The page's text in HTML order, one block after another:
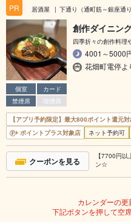
PR 居酒屋 下通り（通町筋～銀座通り
個室
カード
禁煙席
喫煙席
創作ダイニン
四季折々の創作料理
4001～5000
花畑町電停よ
【アプリ予約限定】最大800ポイント還元
ポイントプラス対象店
ネット予約可
クーポンを見る
【7700円
ン☆
カレンダーの更
下記ボタンを押して空